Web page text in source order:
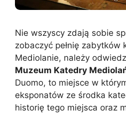
Nie wszyscy zdają sobie
zobaczyć pełnię zabytków
Mediolanie, należy
Muzeum Katedry
Duomo, to miejsce w
eksponatów ze środka
historię tego miejsca oraz